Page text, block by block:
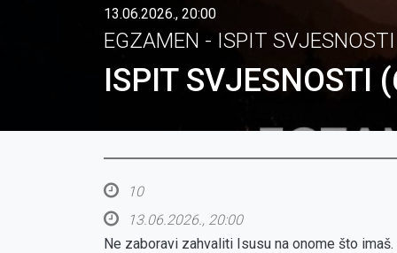
13.06.2026., 20:00
EGZAMEN - ISPIT SVJESNOSTI
ISPIT SVJESNOSTI
10
13.06.2026., 20:00
Ne zaboravi zahvaliti Isusu na onome što imaš.